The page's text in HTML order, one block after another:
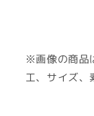
※画像の商品
工、サイズ、